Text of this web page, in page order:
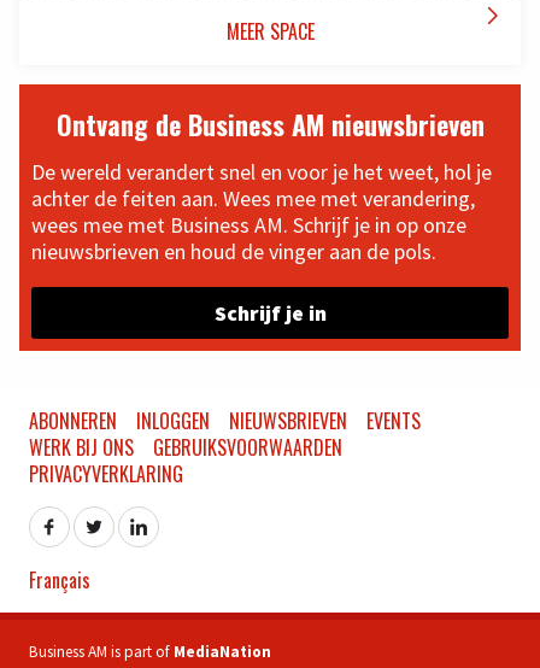
MEER SPACE 
Ontvang de Business AM nieuwsbrieven
De wereld verandert snel en voor je het weet, hol je
achter de feiten aan. Wees mee met verandering,
wees mee met Business AM. Schrijf je in op onze
nieuwsbrieven en houd de vinger aan de pols.
Schrijf je in
ABONNEREN INLOGGEN NIEUWSBRIEVEN
EVENTS
WERK BIJ ONS
GEBRUIKSVOORWAARDEN
PRIVACYVERKLARING
Français
Business AM is part of MediaNation